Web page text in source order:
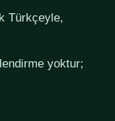
Türkçeyle,
yoktur;